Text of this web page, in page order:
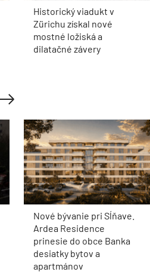
Historický viadukt v
Zürichu získal nové
mostné ložiská a
dilatačné závery
Nové bývanie pri Sĺňave.
Ardea Residence
prinesie do obce Banka
desiatky bytov a
apartmánov